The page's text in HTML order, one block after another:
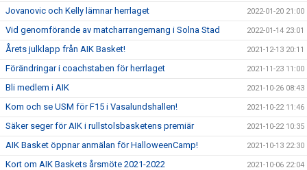
Jovanovic och Kelly lämnar herrlaget 2022-01-20 21:00
Vid genomförande av matcharrangemang i Solna Stad 2022-01-14 23:01
Årets julklapp från AIK Basket! 2021-12-13 20:11
Förändringar i coachstaben för herrlaget 2021-11-23 11:00
Bli medlem i AIK 2021-10-26 08:43
Kom och se USM för F15 i Vasalundshallen! 2021-10-22 11:46
Säker seger för AIK i rullstolsbasketens premiär 2021-10-22 10:35
AIK Basket öppnar anmälan för HalloweenCamp! 2021-10-13 22:30
Kort om AIK Baskets årsmöte 2021-2022 2021-10-06 22:04